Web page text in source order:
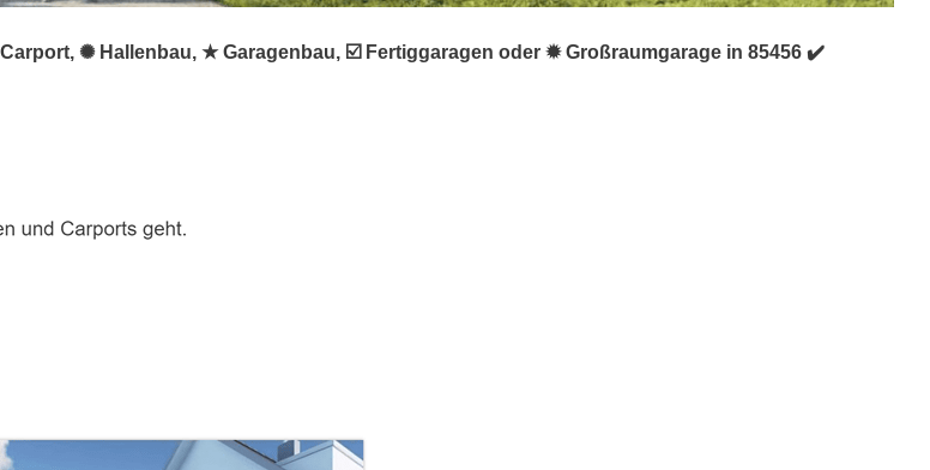
✺ Hallenbau, ★ Garagenbau, ☑️ Fertiggaragen oder ✹ Großraumgarage in 85456 ✔️